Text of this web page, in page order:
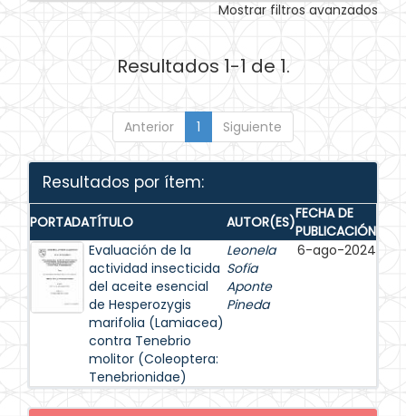
Mostrar filtros avanzados
Resultados 1-1 de 1.
Anterior 1 Siguiente
Resultados por ítem:
PORTADATÍTULO AUTOR(ES)FECHA DE
PUBLICACIÓN
Evaluación de la
actividad insecticida
del aceite esencial
de Hesperozygis
marifolia (Lamiacea)
contra Tenebrio
molitor (Coleoptera:
Tenebrionidae)
Leonela
Sofía
Aponte
Pineda
6-ago-2024